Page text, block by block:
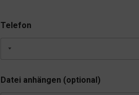
Telefon
Datei anhängen (optional)